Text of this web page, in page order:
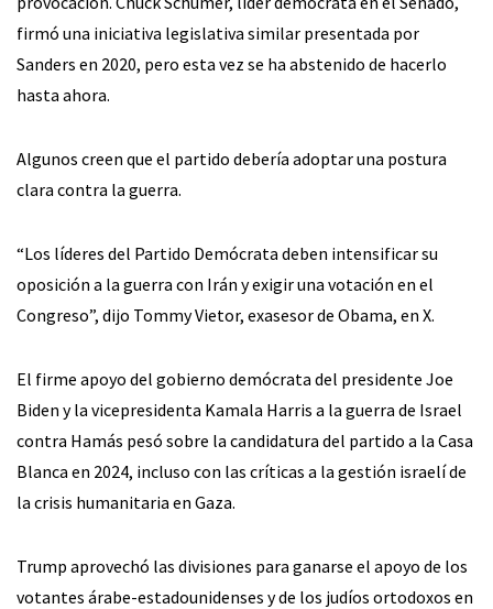
firmó una iniciativa legislativa similar presentada por
Sanders en 2020, pero esta vez se ha abstenido de hacerlo
hasta ahora.
Algunos creen que el partido debería adoptar una postura
clara contra la guerra.
“Los líderes del Partido Demócrata deben intensificar su
oposición a la guerra con Irán y exigir una votación en el
Congreso”, dijo Tommy Vietor, exasesor de Obama, en X.
El firme apoyo del gobierno demócrata del presidente Joe
Biden y la vicepresidenta Kamala Harris a la guerra de Israel
contra Hamás pesó sobre la candidatura del partido a la Casa
Blanca en 2024, incluso con las críticas a la gestión israelí de
la crisis humanitaria en Gaza.
Trump aprovechó las divisiones para ganarse el apoyo de los
votantes árabe-estadounidenses y de los judíos ortodoxos en